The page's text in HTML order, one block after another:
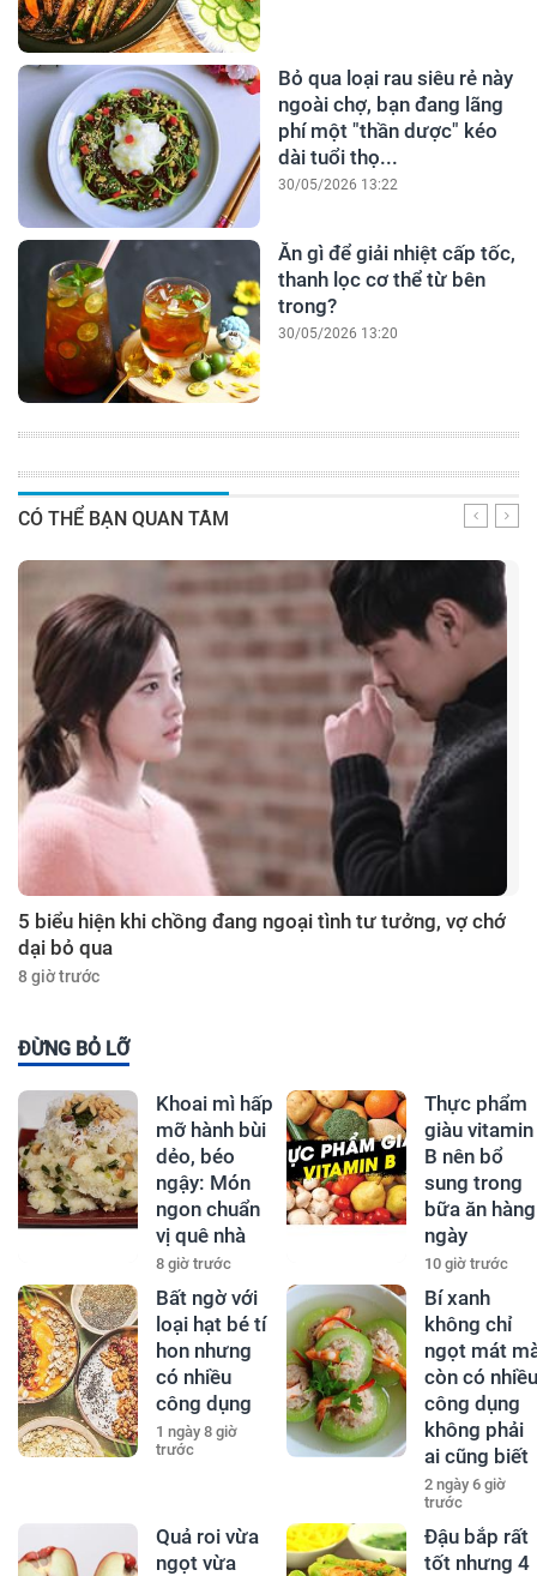
Bỏ qua loại rau siêu rẻ này
ngoài chợ, bạn đang lãng
phí một "thần dược" kéo
dài tuổi thọ...
30/05/2026 13:22
Ăn gì để giải nhiệt cấp tốc,
thanh lọc cơ thể từ bên
trong?
30/05/2026 13:20
CÓ THỂ BẠN QUAN TÂM
5 biểu hiện khi chồng đang ngoại tình tư tưởng, vợ chớ
dại bỏ qua
8 giờ trước
ĐỪNG BỎ LỠ
Khoai mì hấp
mỡ hành bùi
dẻo, béo
ngậy: Món
ngon chuẩn
vị quê nhà
8 giờ trước
Thực phẩm
giàu vitamin
B nên bổ
sung trong
bữa ăn hàng
ngày
10 giờ trước
Bất ngờ với
loại hạt bé tí
hon nhưng
có nhiều
công dụng
1 ngày 8 giờ
trước
Bí xanh
không chỉ
ngọt mát
còn có nhiều
công dụng
không phải
ai cũng biết
2 ngày 6 giờ
trước
Quả roi vừa
ngọt vừa
Đậu bắp rất
tốt nhưng 4